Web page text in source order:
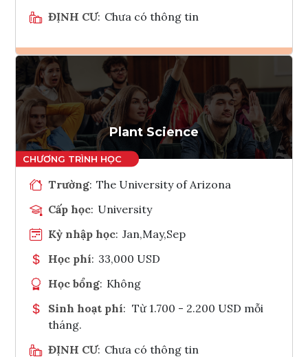
ĐỊNH CƯ: Chưa có thông tin
Ghi danh
Tham vấn Interlink
Plant Science
Trường: The University of Arizona
Cấp học: University
Kỳ nhập học: Jan,May,Sep
Học phí: 33,000 USD
Học bổng: Không
Sinh hoạt phí: Từ 1.700 - 2.200 USD mỗi
tháng.
ĐỊNH CƯ: Chưa có thông tin